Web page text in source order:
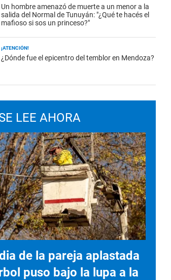
Un hombre amenazó de muerte a un menor a la
salida del Normal de Tunuyán: "¿Qué te hacés el
mafioso si sos un princeso?"
¡ATENCIÓN!
¿Dónde fue el epicentro del temblor en Mendoza?
LEE AHORA
de la pareja aplastada
puso bajo la lupa a la